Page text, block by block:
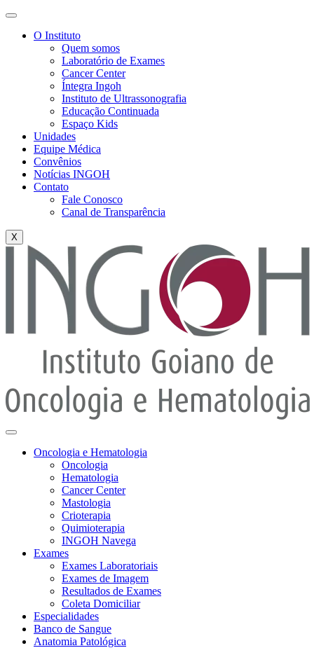
O Instituto
Quem somos
Laboratório de Exames
Cancer Center
Íntegra Ingoh
Instituto de Ultrassonografia
Educação Continuada
Espaço Kids
Unidades
Equipe Médica
Convênios
Notícias INGOH
Contato
Fale Conosco
Canal de Transparência
X
Oncologia e Hematologia
Oncologia
Hematologia
Cancer Center
Mastologia
Crioterapia
Quimioterapia
INGOH Navega
Exames
Exames Laboratoriais
Exames de Imagem
Resultados de Exames
Coleta Domiciliar
Especialidades
Banco de Sangue
Anatomia Patológica